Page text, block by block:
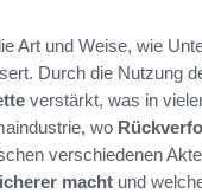
Art und Weise, wie
Durch die Nutzung
verstärkt, was in
wo
verschiedenen
macht und